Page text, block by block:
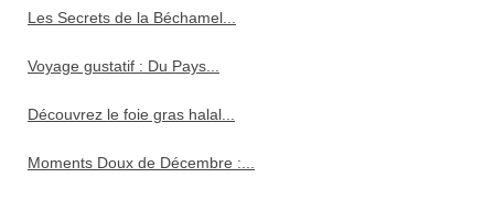
Les Secrets de la Béchamel...
Voyage gustatif : Du Pays...
Découvrez le foie gras halal...
Moments Doux de Décembre :...